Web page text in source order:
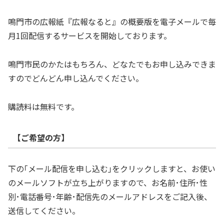
鳴門市の広報紙『広報なると』の概要版を電子メールで毎
月1回配信するサービスを開始しております。
鳴門市民のかたはもちろん、どなたでもお申し込みできま
すのでどんどん申し込んでください。
購読料は無料です。
【ご希望の方】
下の｢メール配信を申し込む｣をクリックしますと、お使い
のメールソフトが立ち上がりますので、お名前･住所･性
別･電話番号･年齢･配信先のメールアドレスをご記入後、
送信してください。